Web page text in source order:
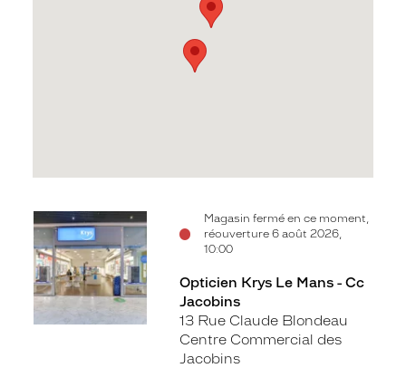
Magasin fermé en ce moment,
réouverture 6 août 2026,
10:00
Voir
la
fiche
Opticien Krys Le Mans - Cc
Jacobins
13 Rue Claude Blondeau
Centre Commercial des
Jacobins
Voir
la
fiche